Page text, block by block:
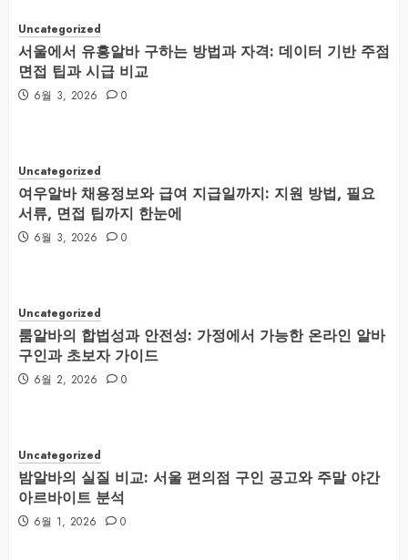
Uncategorized
서울에서 유흥알바 구하는 방법과 자격: 데이터 기반 주점
면접 팁과 시급 비교
6월 3, 2026 0
Uncategorized
여우알바 채용정보와 급여 지급일까지: 지원 방법, 필요
서류, 면접 팁까지 한눈에
6월 3, 2026 0
Uncategorized
룸알바의 합법성과 안전성: 가정에서 가능한 온라인 알바
구인과 초보자 가이드
6월 2, 2026 0
Uncategorized
밤알바의 실질 비교: 서울 편의점 구인 공고와 주말 야간
아르바이트 분석
6월 1, 2026 0